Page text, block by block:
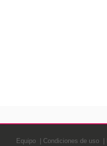
Equipo Condiciones de uso